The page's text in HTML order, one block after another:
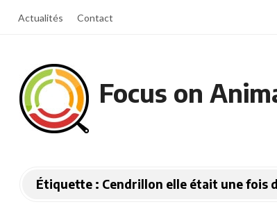
Actualités Contact
Focus on
Étiquette : Cendrillon elle était une fois